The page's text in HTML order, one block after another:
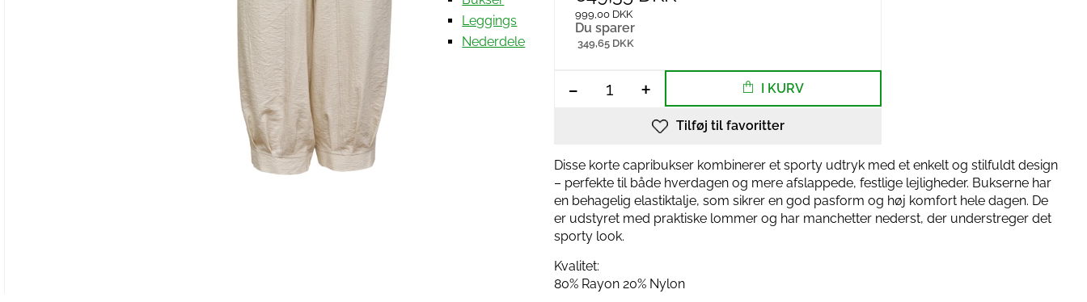
Leggings
Nederdele
999,00 DKK
Du sparer
349,65 DKK
- + I KURV
Tilføj til favoritter
Disse korte capribukser kombinerer et sporty udtryk med et enkelt og stilfuldt design
– perfekte til både hverdagen og mere afslappede, festlige lejligheder. Bukserne har
en behagelig elastiktalje, som sikrer en god pasform og høj komfort hele dagen. De
er udstyret med praktiske lommer og har manchetter nederst, der understreger det
sporty look.
Kvalitet:
80% Rayon 20% Nylon